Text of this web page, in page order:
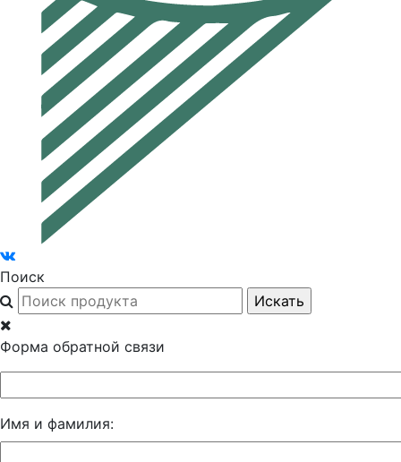
Поиск
Форма обратной связи
Имя и фамилия: